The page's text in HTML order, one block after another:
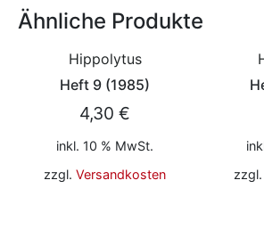
Ähnliche Produkte
Hippolytus
Heft 9 (1985)
4,30€
inkl. 10 % MwSt.
zzgl.Versandkosten
zzgl.